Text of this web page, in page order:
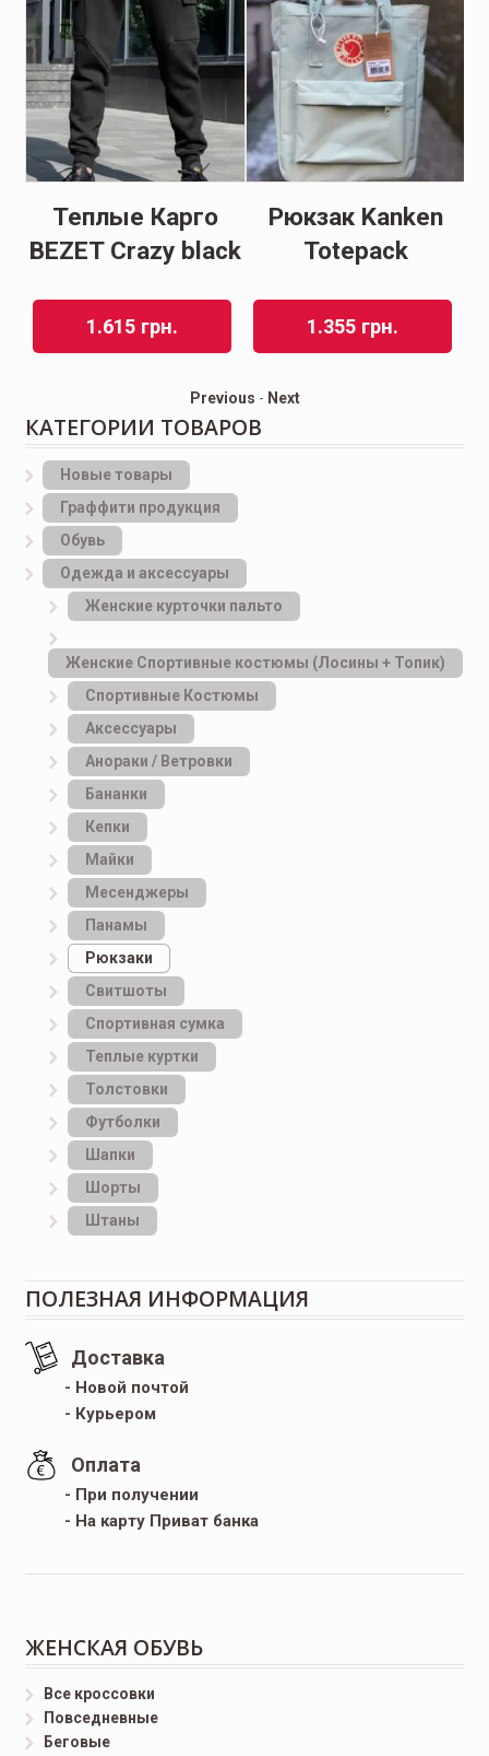
Теплые Карго
BEZET Crazy black
1.615 грн.
Рюкзак Kanken
Totepack
1.355 грн.
Previous - Next
КАТЕГОРИИ ТОВАРОВ
Новые товары
Граффити продукция
Обувь
Одежда и аксессуары
Женские курточки пальто
Женские Спортивные костюмы (Лосины + Топик)
Спортивные Костюмы
Аксессуары
Анораки / Ветровки
Бананки
Кепки
Майки
Месенджеры
Панамы
Рюкзаки
Свитшоты
Спортивная сумка
Теплые куртки
Толстовки
Футболки
Шапки
Шорты
Штаны
ПОЛЕЗНАЯ ИНФОРМАЦИЯ
Доставка
- Новой почтой
- Курьером
Оплата
- При получении
- На карту Приват банка
ЖЕНСКАЯ ОБУВЬ
Все кроссовки
Повседневные
Беговые